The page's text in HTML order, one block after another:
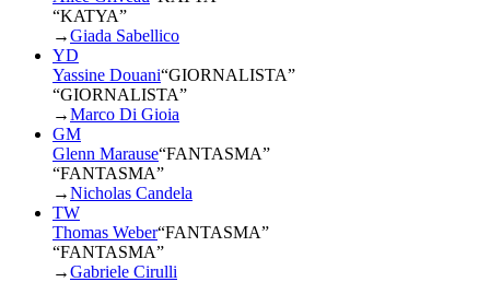
“KATYA”
→Giada Sabellico
YD
Yassine Douani“GIORNALISTA”
“GIORNALISTA”
→Marco Di Gioia
GM
Glenn Marause“FANTASMA”
“FANTASMA”
→Nicholas Candela
TW
Thomas Weber“FANTASMA”
“FANTASMA”
→Gabriele Cirulli